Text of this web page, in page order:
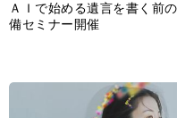
ＡＩで始める遺言を書く前
備セミナー開催